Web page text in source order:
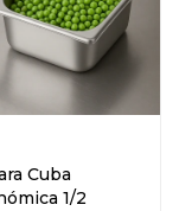
Cuba
1/2